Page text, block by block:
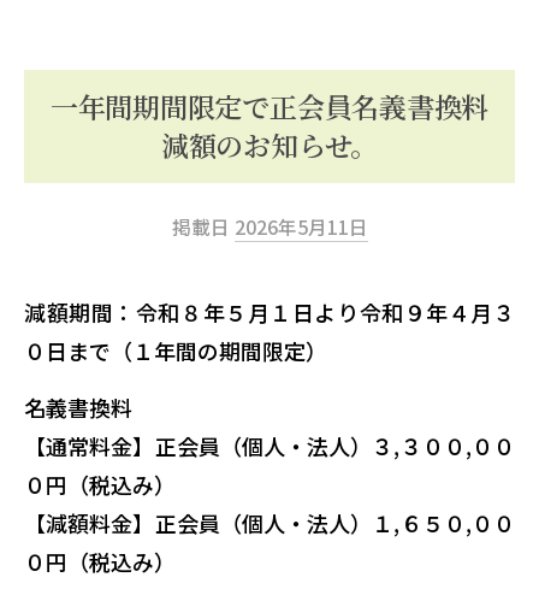
一年間期間限定で正会員名義書換料
減額のお知らせ。
掲載日 2026年5月11日
減額期間：令和８年５月１日より令和９年４月３
０日まで（１年間の期間限定）
名義書換料
【通常料金】正会員（個人・法人）３,３００,００
０円（税込み）
【減額料金】正会員（個人・法人）１,６５０,００
０円（税込み）